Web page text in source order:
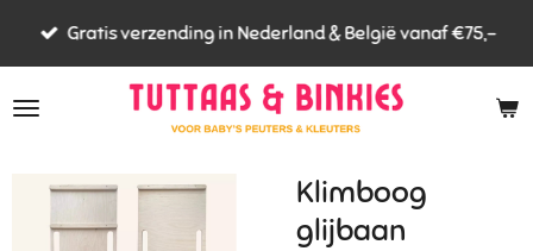
de
Gratis verzending in Nederland & België vanaf €75,-
Klimboog
glijbaan